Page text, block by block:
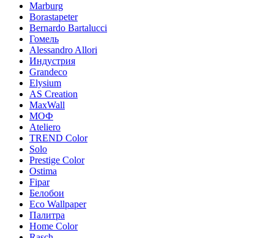
Marburg
Borastapeter
Bernardo Bartalucci
Гомель
Alessandro Allori
Индустрия
Grandeco
Elysium
AS Creation
MaxWall
МОФ
Ateliero
TREND Color
Solo
Prestige Color
Ostima
Fipar
Белобои
Eco Wallpaper
Палитра
Home Color